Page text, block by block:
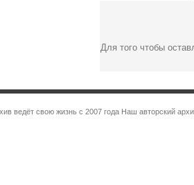
Для того чтобы
ведёт свою жизнь с 2007 года Наш авторский